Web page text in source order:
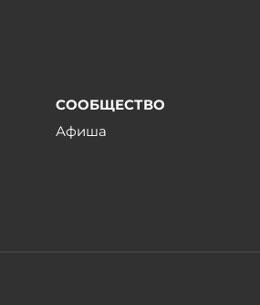
СООБЩЕСТВО
Афиша